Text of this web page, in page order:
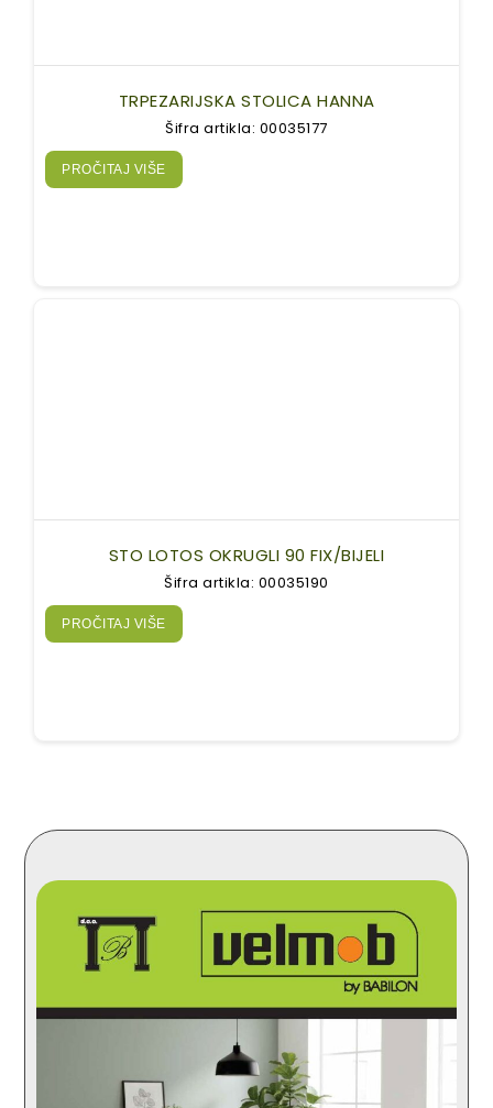
TRPEZARIJSKA STOLICA HANNA
Šifra artikla: 00035177
PROČITAJ VIŠE
STO LOTOS OKRUGLI 90 FIX/BIJELI
Šifra artikla: 00035190
PROČITAJ VIŠE